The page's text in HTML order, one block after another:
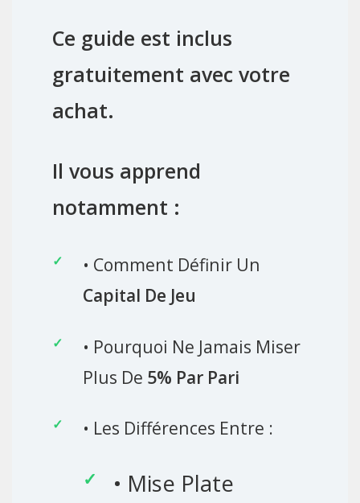
Ce guide est inclus
gratuitement avec votre
achat.
Il vous apprend
notamment :
• Comment Définir Un
Capital De Jeu
• Pourquoi Ne Jamais Miser
Plus De 5% Par Pari
• Les Différences Entre :
• Mise Plate